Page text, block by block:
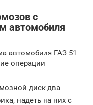
с
автомобиля
автомобиля ГАЗ-51
операции:
диск два
надеть на них с